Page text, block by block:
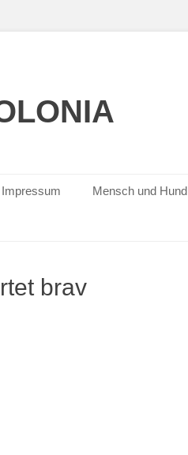
Impressum Mensch und Hund
brav